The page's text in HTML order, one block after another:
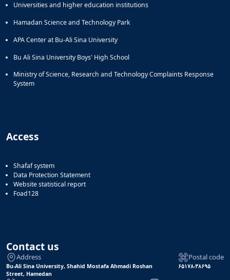
Universities and higher education institutions
Hamadan Science and Technology Park
APA Center at Bu-Ali Sina University
Bu Ali Sina University Boys' High School
Ministry of Science, Research and Technology Complaints Response
System
Access
Shafaf system
Data Protection Statement
Website statistical report
Foad128
Contact us
Address
Bu-Ali Sina University, Shahid Mostafa Ahmadi Roshan
Street, Hamedan
Postal code
۶۵۱۷۸-۳۸۶۹۵